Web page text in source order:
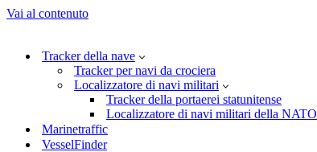
Vai al contenuto
Tracker della nave
Tracker per navi da crociera
Localizzatore di navi militari
Tracker della portaerei statunitense
Localizzatore di navi militari della NATO
Marinetraffic
VesselFinder